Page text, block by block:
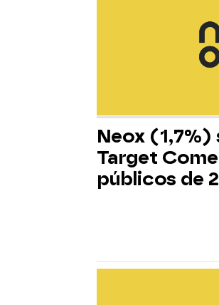
Neox (1,7%)
Target
públicos de